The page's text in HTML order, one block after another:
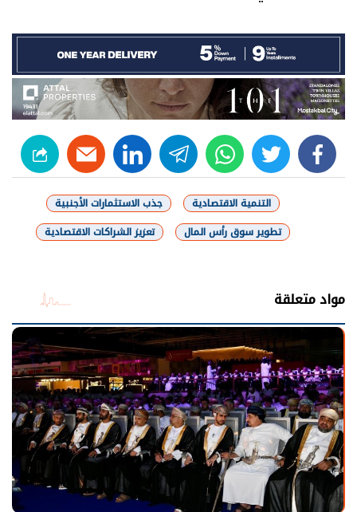
facebook
twitter
whats
telegram
linkedin
التنمية الاقتصادية
جذب الاستثمارات الأجنبية
تطوير سوق رأس المال
تعزيز الشراكات الاقتصادية
مواد متعلقة